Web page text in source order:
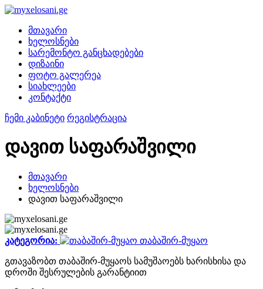
მთავარი
ხელოსნები
სარემონტო განცხადებები
დიზაინი
ფოტო გალერეა
სიახლეები
კონტაქტი
ჩემი კაბინეტი რეგისტრაცია
დავით საფარაშვილი
მთავარი
ხელოსნები
დავით საფარაშვილი
კატეგორია: თაბაშირ-მუყაო
გთავაზობთ თაბაშირ-მუყაოს სამუშაოებს ხარისხისა და
დროში შესრულების გარანტიით